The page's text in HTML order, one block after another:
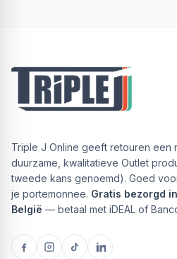
Triple J Online geeft retouren een
duurzame, kwalitatieve Outlet
tweede kans genoemd). Goed
je portemonnee. Gratis bezorgd
België — betaal met iDEAL of